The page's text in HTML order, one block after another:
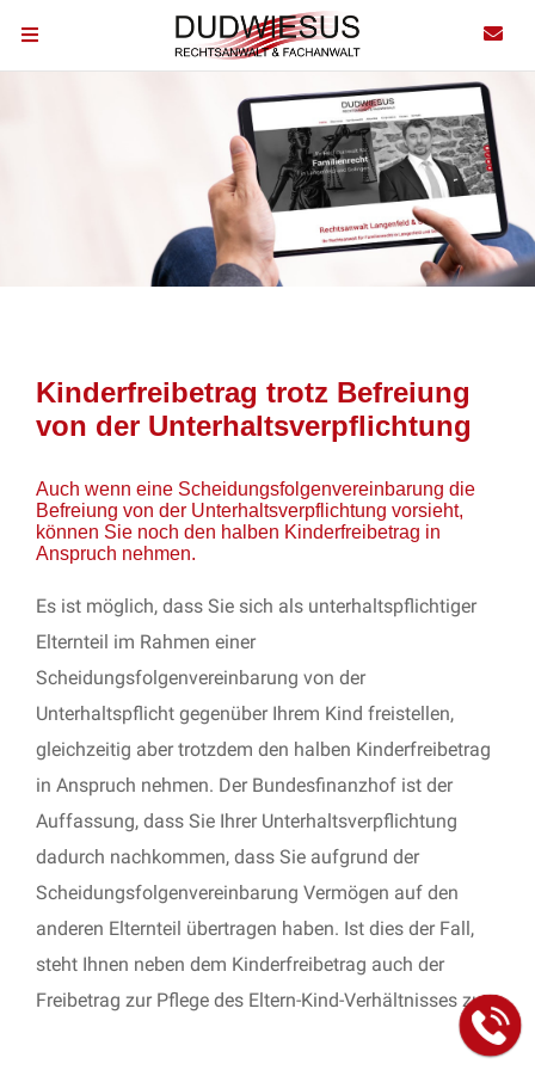
Kinderfreibetrag trotz Befreiung
von der Unterhaltsverpflichtung
Auch wenn eine Scheidungsfolgenvereinbarung die
Befreiung von der Unterhaltsverpflichtung vorsieht,
können Sie noch den halben Kinderfreibetrag in
Anspruch nehmen.
Es ist möglich, dass Sie sich als unterhaltspflichtiger
Elternteil im Rahmen einer
Scheidungsfolgenvereinbarung von der
Unterhaltspflicht gegenüber Ihrem Kind freistellen,
gleichzeitig aber trotzdem den halben Kinderfreibetrag
in Anspruch nehmen. Der Bundesfinanzhof ist der
Auffassung, dass Sie Ihrer Unterhaltsverpflichtung
dadurch nachkommen, dass Sie aufgrund der
Scheidungsfolgenvereinbarung Vermögen auf den
anderen Elternteil übertragen haben. Ist dies der Fall,
steht Ihnen neben dem Kinderfreibetrag auch der
Freibetrag zur Pflege des Eltern-Kind-Verhältnisses zu.